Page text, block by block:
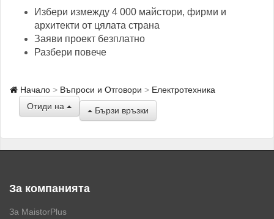
Избери измежду 4 000 майстори, фирми и
архитекти от цялата страна
Заяви проект безплатно
Разбери повече
Начало Въпроси и Отговори
Електротехника
Отиди на
Бързи връзки
За компанията
За MaistorPlus